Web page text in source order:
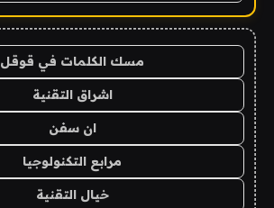
مسك الكلمات في قوقل
اشراق التقنية
ان سفن
مرابع التكنولوجيا
خيال التقنية